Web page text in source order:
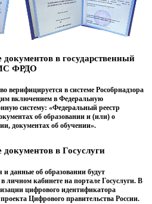
документов в государственный
ФРДО
верифицируется в системе Рособрнадзора
включением в Федеральную
систему: «Федеральный реестр
об образовании и (или) о
документах об обучении».
документов в Госуслуги
данные об образовании будут
личном кабинете на портале Госуслуги. В
цифрового идентификатора
Цифрового правительства России.